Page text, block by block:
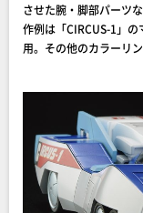
させた腕・脚部パーツ
作例は「CIRCUS-1」
用。その他のカラーリ